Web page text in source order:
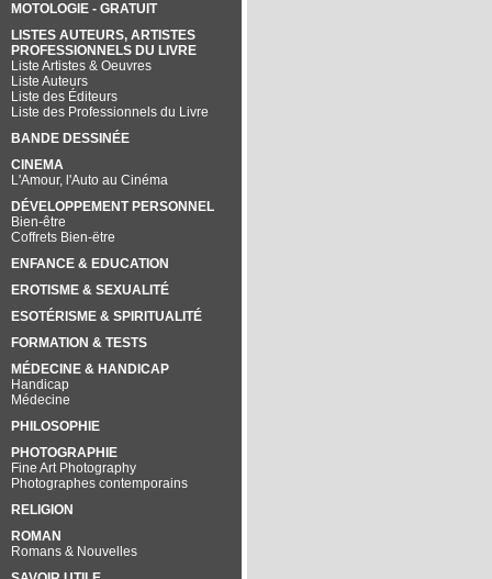
MOTOLOGIE - GRATUIT
LISTES AUTEURS, ARTISTES
PROFESSIONNELS DU LIVRE
Liste Artistes & Oeuvres
Liste Auteurs
Liste des Éditeurs
Liste des Professionnels du Livre
BANDE DESSINÉE
CINEMA
L'Amour, l'Auto au Cinéma
DÉVELOPPEMENT PERSONNEL
Bien-être
Coffrets Bien-ëtre
ENFANCE & EDUCATION
EROTISME & SEXUALITÉ
ESOTÉRISME & SPIRITUALITÉ
FORMATION & TESTS
MÉDECINE & HANDICAP
Handicap
Médecine
PHILOSOPHIE
PHOTOGRAPHIE
Fine Art Photography
Photographes contemporains
RELIGION
ROMAN
Romans & Nouvelles